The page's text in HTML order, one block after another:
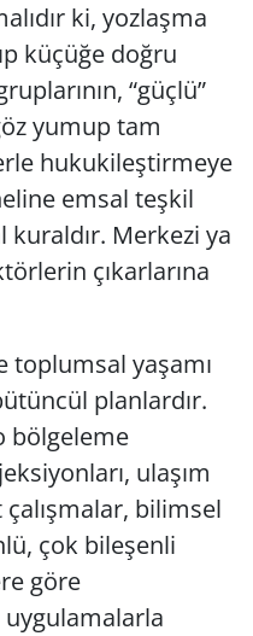
ki, yozlaşma
küçüğe doğru
“güçlü”
yumup tam
hukukileştirmeye
emsal teşkil
Merkezi ya
çıkarlarına
toplumsal yaşamı
planlardır.
bölgeleme
ulaşım
çalışmalar, bilimsel
çok bileşenli
göre
uygulamalarla